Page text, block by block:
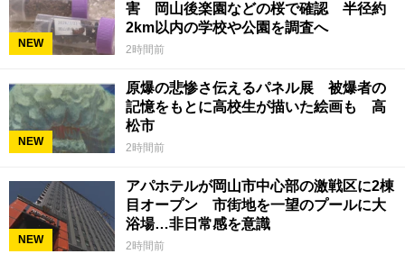
NEW
害 岡山後楽園などの桜で確認 半径約
2km以内の学校や公園を調査へ
2時間前
NEW
原爆の悲惨さ伝えるパネル展 被爆者の
記憶をもとに高校生が描いた絵画も 高
松市
2時間前
NEW
アパホテルが岡山市中心部の激戦区に2棟
目オープン 市街地を一望のプールに大
浴場…非日常感を意識
2時間前